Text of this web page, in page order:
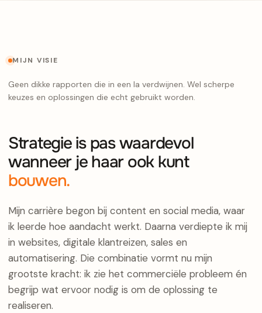
MIJN VISIE
Geen dikke rapporten die in een la verdwijnen. Wel scherpe
keuzes en oplossingen die echt gebruikt worden.
Strategie is pas waardevol
wanneer je haar ook kunt
bouwen.
Mijn carrière begon bij content en social media, waar
ik leerde hoe aandacht werkt. Daarna verdiepte ik mij
in websites, digitale klantreizen, sales en
automatisering. Die combinatie vormt nu mijn
grootste kracht: ik zie het commerciële probleem én
begrijp wat ervoor nodig is om de oplossing te
realiseren.